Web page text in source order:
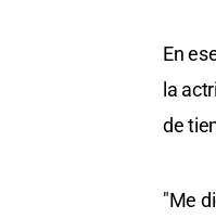
En
la
de
"Me